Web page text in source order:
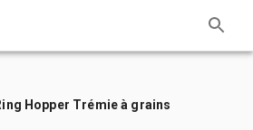
Hopper Trémie à grains